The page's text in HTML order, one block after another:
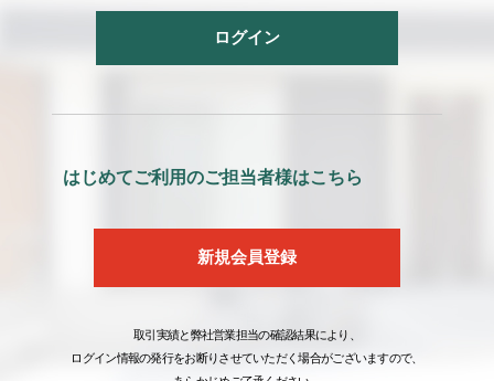
ログイン
はじめてご利用のご担当者様はこちら
新規会員登録
取引実績と弊社営業担当の確認結果により、
ログイン情報の発行をお断りさせていただく場合がございますので、